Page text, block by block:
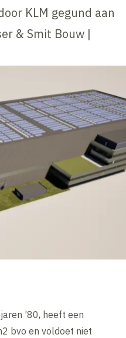
KLM gegund aan
& Smit Bouw |
’80, heeft een
bvo en voldoet niet